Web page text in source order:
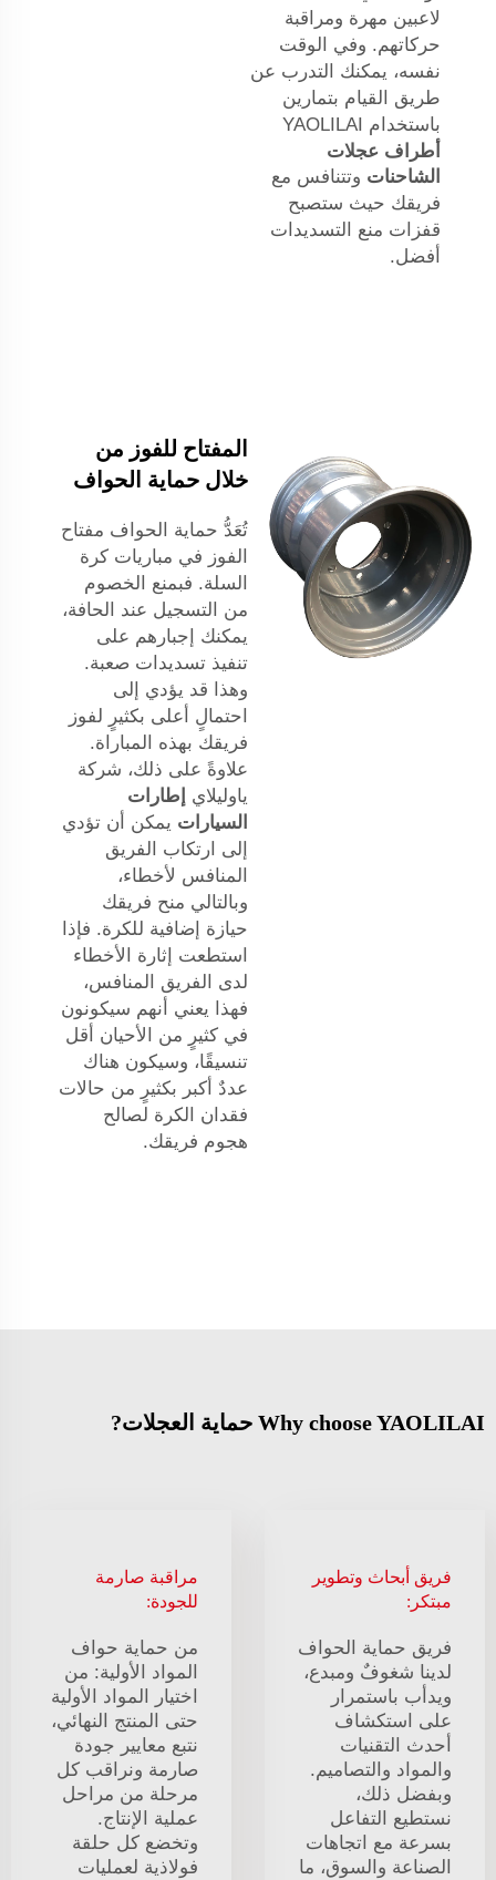
لاعبين مهرة ومراقبة
حركاتهم. وفي الوقت
نفسه، يمكنك التدرب عن
طريق القيام بتمارين
باستخدام YAOLILAI
أطراف عجلات
الشاحنات وتتنافس مع
فريقك حيث ستصبح
قفزات منع التسديدات
أفضل.
المفتاح للفوز من
خلال حماية الحواف
تُعَدُّ حماية الحواف مفتاح
الفوز في مباريات كرة
السلة. فبمنع الخصوم
من التسجيل عند الحافة،
يمكنك إجبارهم على
تنفيذ تسديدات صعبة.
وهذا قد يؤدي إلى
احتمالٍ أعلى بكثيرٍ لفوز
فريقك بهذه المباراة.
علاوةً على ذلك، شركة
ياوليلاي إطارات
السيارات يمكن أن تؤدي
إلى ارتكاب الفريق
المنافس لأخطاء،
وبالتالي منح فريقك
حيازة إضافية للكرة. فإذا
استطعت إثارة الأخطاء
لدى الفريق المنافس،
فهذا يعني أنهم سيكونون
في كثيرٍ من الأحيان أقل
تنسيقًا، وسيكون هناك
عددٌ أكبر بكثيرٍ من حالات
فقدان الكرة لصالح
هجوم فريقك.
Why choose YAOLILAI حماية العجلات?
فريق أبحاث وتطوير
مبتكر:
فريق حماية الحواف
لدينا شغوفٌ ومبدع،
ويدأب باستمرار
على استكشاف
أحدث التقنيات
والمواد والتصاميم.
وبفضل ذلك،
نستطيع التفاعل
بسرعة مع اتجاهات
الصناعة والسوق، ما
مراقبة صارمة
للجودة:
من حماية حواف
المواد الأولية: من
اختيار المواد الأولية
حتى المنتج النهائي،
نتبع معايير جودة
صارمة ونراقب كل
مرحلة من مراحل
عملية الإنتاج.
وتخضع كل حلقة
فولاذية لعمليات